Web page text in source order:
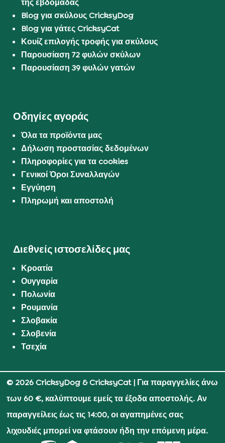
της εβδομάδας
Blog για σκύλους CricksyDog
Blog για γάτες CricksyCat
Κουίζ επιλογής τροφής για σκύλους
Παρουσίαση 72 φυλών σκύλων
Παρουσίαση 39 φυλών γατών
Οδηγίες αγοράς
Όλα τα προϊόντα μας
Δήλωση προστασίας δεδομένων
Πληροφορίες για τα cookies
Γενικοί Όροι Συναλλαγών
Εγγύηση
Πληρωμή και αποστολή
Διεθνείς ιστοσελίδες μας
Κροατία
Ουγγαρία
Πολωνία
Ρουμανία
Σλοβακία
Σλοβενία
Τσεχία
© 2026 CricksyDog & CricksyCat| Για παραγγελίες άνω
των 60 €, καλύπτουμε εμείς τα έξοδα αποστολής. Αν
παραγγείλεις έως τις 14:00, οι αγαπημένες σας
λιχουδιές μπορεί να φτάσουν ήδη την επόμενη μέρα.